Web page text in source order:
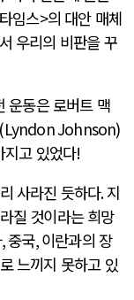
임스>의 대안 매체
우리의 비판을 꾸
운동은 로버트 맥
Johnson)
지고 있었다!
사라진 듯하다.지
질 것이라는 희망
,중국,이란과의 장
느끼지 못하고 있